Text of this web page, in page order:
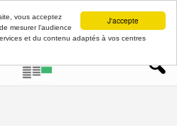
J'accepte
vous acceptez
mesurer l'audience
et du contenu adaptés à vos centres